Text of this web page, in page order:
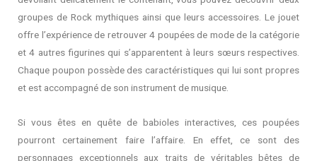
groupes de Rock mythiques ainsi que leurs accessoires. Le jouet
offre l’expérience de retrouver 4 poupées de mode de la catégorie
et 4 autres figurines qui s’apparentent à leurs sœurs respectives.
Chaque poupon possède des caractéristiques qui lui sont propres
et est accompagné de son instrument de musique.
Si vous êtes en quête de babioles interactives, ces poupées
pourront certainement faire l’affaire. En effet, ce sont des
personnages exceptionnels aux traits de véritables bêtes de